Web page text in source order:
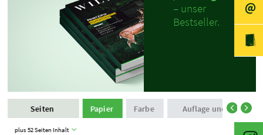
– unser
Bestseller.
Seiten
plus 52 Seiten Inhalt
Papier Farbe Auflage und